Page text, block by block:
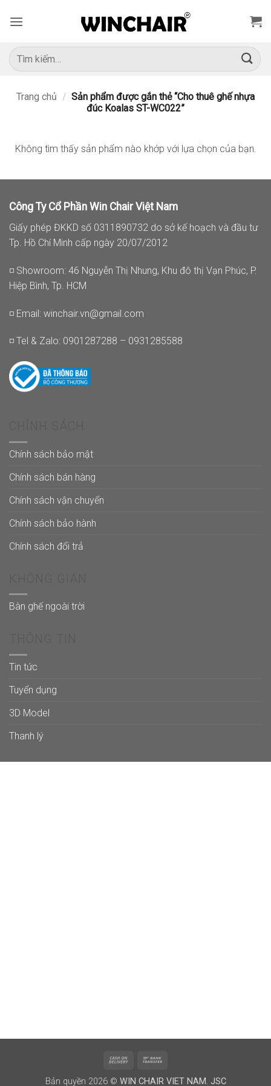
qua
dung
Tìm
kiếm:
Trang chủ / Sản phẩm được gắn thẻ “Cho thuê ghế nhựa
đúc Koalas ST-WC022”
Không tìm thấy sản phẩm nào khớp với lựa chọn của bạn.
Công Ty Cổ Phần Win Chair Việt Nam
Giấy phép ĐKKD số 0311890732 do sở kế hoạch và đầu tư
Tp. Hồ Chí Minh cấp ngày 20/07/2012
◽ Showroom: 46 Nguyễn Thị Nhung, Khu đô thị Vạn Phúc, P.
Hiệp Bình, Tp. HCM
◽ Email: winchair.vn@gmail.com
◽ Tel & Zalo: 0901287288 – 0931285588
Chính sách bảo mật
Chính sách bán hàng
Chính sách vận chuyển
Chính sách bảo hành
Chính sách đổi trả
Bàn ghế ngoài trời
Tin tức
Tuyển dụng
3D Model
Thanh lý
Cash
Bản quyền 2026 © WIN CHAIR VIET NAM. JSC